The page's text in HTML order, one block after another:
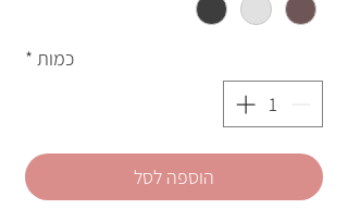
כמות *
הוספה לסל